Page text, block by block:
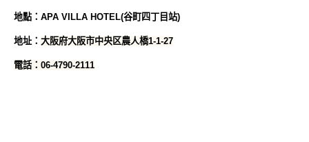
地點： APA VILLA HOTEL(谷町四丁目站)
地址： 大阪府大阪市中央区農人橋1-1-27
電話：06-4790-2111